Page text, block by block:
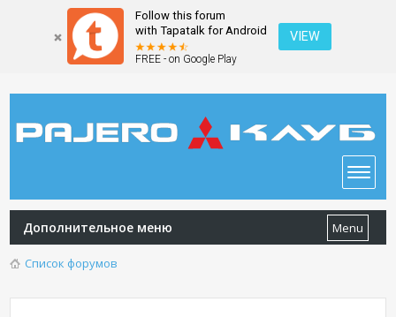
Follow this forum
with Tapatalk for Android
FREE - on Google Play
VIEW
Дополнительное меню Menu
Список форумов